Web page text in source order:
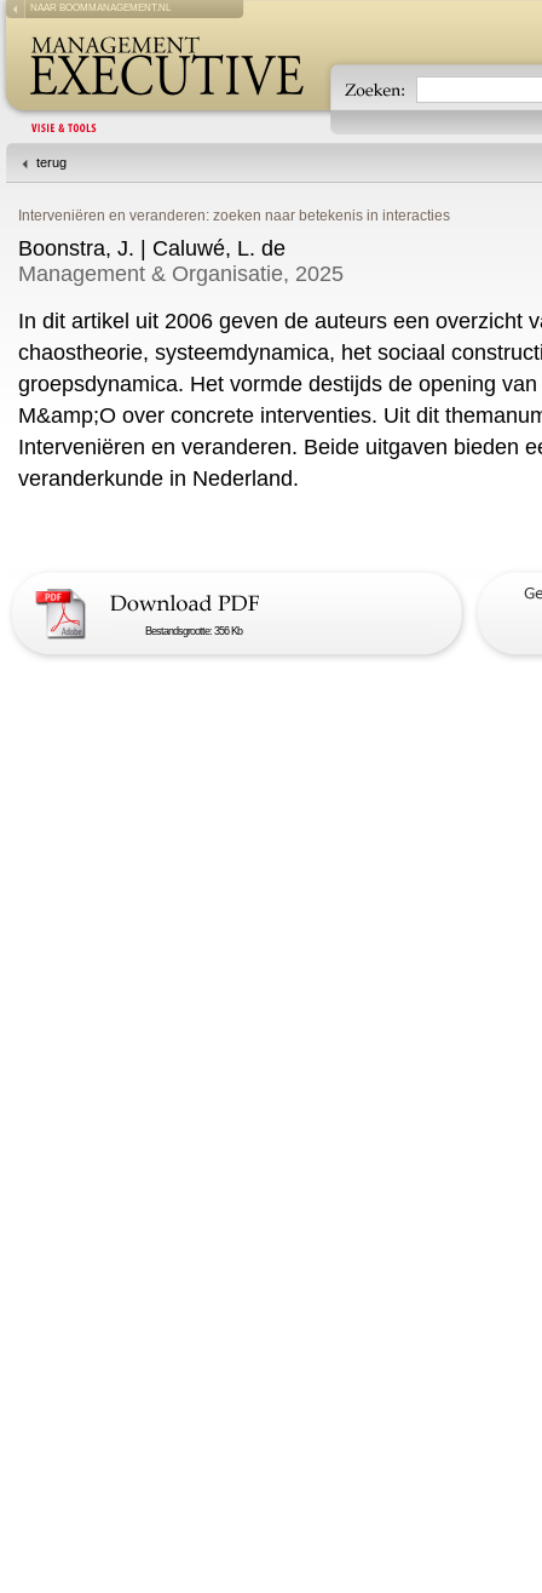
NAAR BOOMMANAGEMENT.NL
terug
Interveniëren en veranderen: zoeken naar betekenis in interacties
Boonstra, J. | Caluwé, L. de
Management & Organisatie, 2025
In dit artikel uit 2006 geven de auteurs een overzicht
chaostheorie, systeemdynamica, het sociaal
groepsdynamica. Het vormde destijds de opening
M&amp;O over concrete interventies. Uit dit
Interveniëren en veranderen. Beide uitgaven bieden
veranderkunde in Nederland.
Bestandsgrootte: 356 Kb